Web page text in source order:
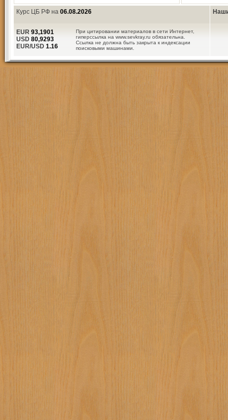
Курс ЦБ РФ на 06.08.2026
При цитировании материалов в сети Интернет,
гиперссылка на www.sevkray.ru обязательна.
Ссылка не должна быть закрыта к индексации
поисковыми машинами.
EUR 93,1901
USD 80,9293
EUR/USD 1.16